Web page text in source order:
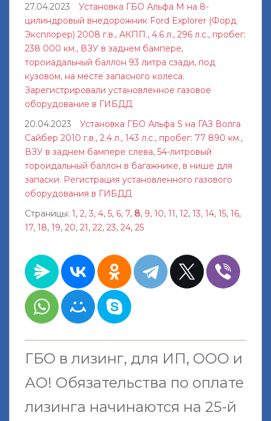
27.04.2023
Установка ГБО Альфа М на 8-
цилиндровый внедорожник Ford Explorer (Форд
Эксплорер) 2008 г.в., АКПП., 4.6 л., 296 л.с., пробег:
238 000 км., ВЗУ в заднем бампере,
тороиадальный баллон 93 литра сзади, под
кузовом, на месте запасного колеса.
Зарегистрировали установленное газовое
оборудование в ГИБДД
20.04.2023
Установка ГБО Альфа S на ГАЗ Волга
Сайбер 2010 г.в., 2.4 л., 143 л.с., пробег: 77 890 км.,
ВЗУ в заднем бампере слева, 54-литровый
тороидальный баллон в багажнике, в нише для
запаски. Регистрация установленного газового
оборудования в ГИБДД
Страницы: 1, 2, 3, 4, 5, 6, 7, 8, 9, 10, 11, 12, 13, 14, 15, 16,
17, 18, 19, 20, 21, 22, 23, 24, 25
ГБО в лизинг, для ИП, ООО и
АО! Обязательства по оплате
лизинга начинаются на 25-й